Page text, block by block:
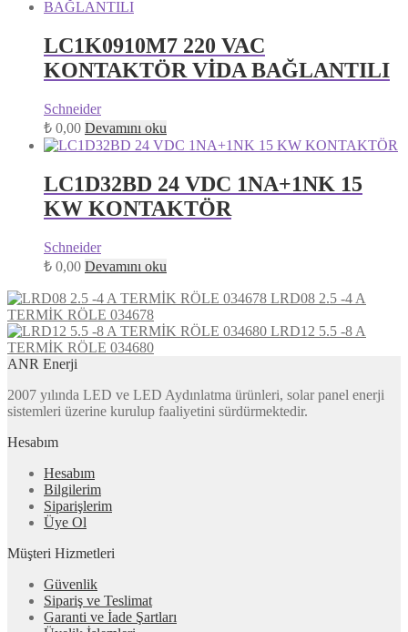
LC1K0910M7 220 VAC
KONTAKTÖR VİDA BAĞLANTILI
Schneider
₺ 0,00 Devamını oku
LC1D32BD 24 VDC 1NA+1NK 15
KW KONTAKTÖR
Schneider
₺ 0,00 Devamını oku
LRD08 2.5 -4 A
TERMİK RÖLE 034678
LRD12 5.5 -8 A
TERMİK RÖLE 034680
ANR Enerji
2007 yılında LED ve LED Aydınlatma ürünleri, solar panel enerji
sistemleri üzerine kurulup faaliyetini sürdürmektedir.
Hesabım
Hesabım
Bilgilerim
Siparişlerim
Üye Ol
Müşteri Hizmetleri
Güvenlik
Sipariş ve Teslimat
Garanti ve İade Şartları